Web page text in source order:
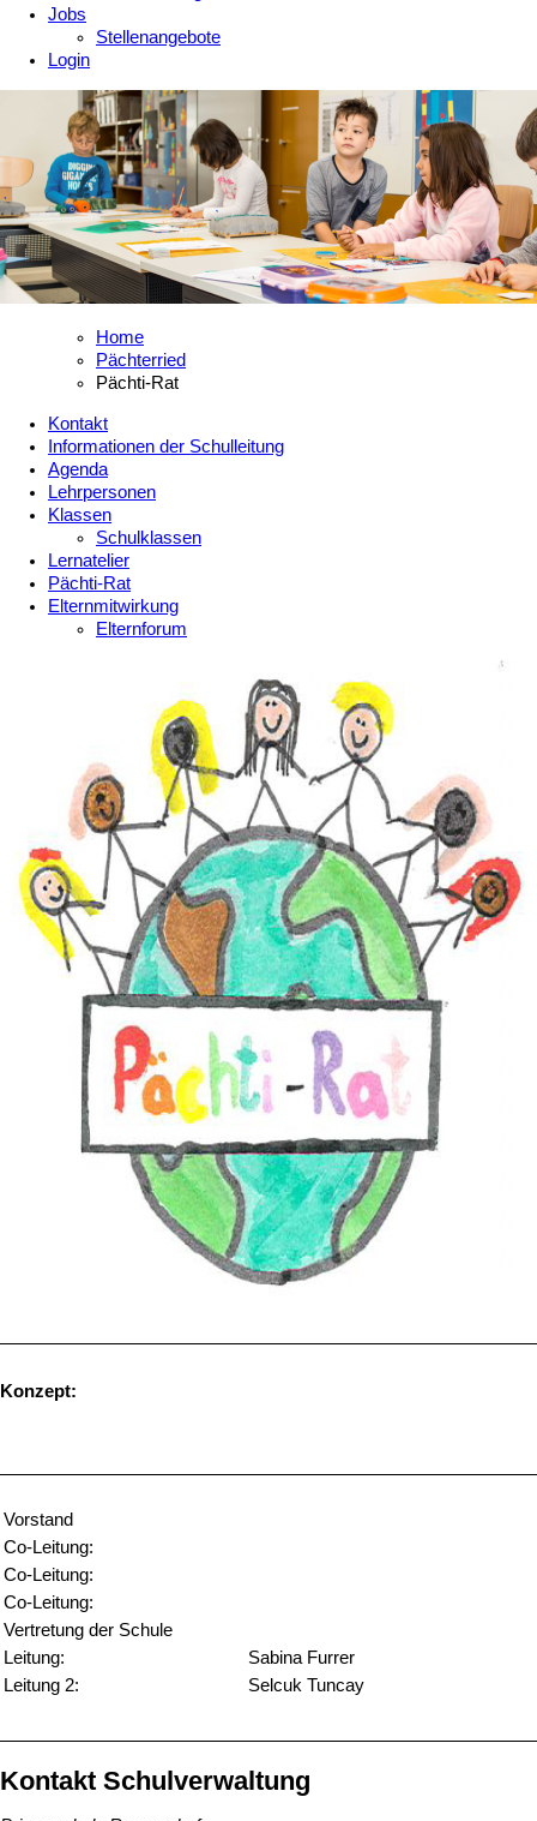
Jobs
Stellenangebote
Login
Home
Pächterried
Pächti-Rat
Kontakt
Informationen der Schulleitung
Agenda
Lehrpersonen
Klassen
Schulklassen
Lernatelier
Pächti-Rat
Elternmitwirkung
Elternforum
Konzept:
Vorstand
Co-Leitung:
Co-Leitung:
Co-Leitung:
Vertretung der Schule
Leitung:
Sabina Furrer
Leitung 2:
Selcuk Tuncay
Kontakt Schulverwaltung